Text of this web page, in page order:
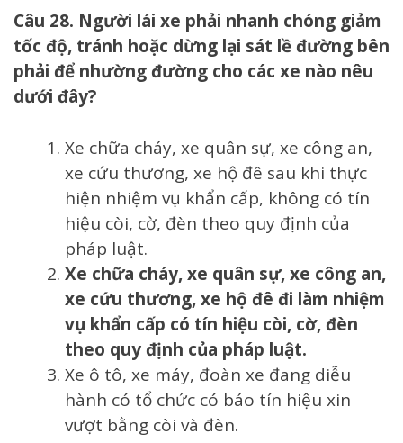
Câu 28. Người lái xe phải nhanh chóng giảm
tốc độ, tránh hoặc dừng lại sát lề đường bên
phải để nhường đường cho các xe nào nêu
dưới đây?
Xe chữa cháy, xe quân sự, xe công an,
xe cứu thương, xe hộ đê sau khi thực
hiện nhiệm vụ khẩn cấp, không có tín
hiệu còi, cờ, đèn theo quy định của
pháp luật.
Xe chữa cháy, xe quân sự, xe công an,
xe cứu thương, xe hộ đê đi làm nhiệm
vụ khẩn cấp có tín hiệu còi, cờ, đèn
theo quy định của pháp luật.
Xe ô tô, xe máy, đoàn xe đang diễu
hành có tổ chức có báo tín hiệu xin
vượt bằng còi và đèn.